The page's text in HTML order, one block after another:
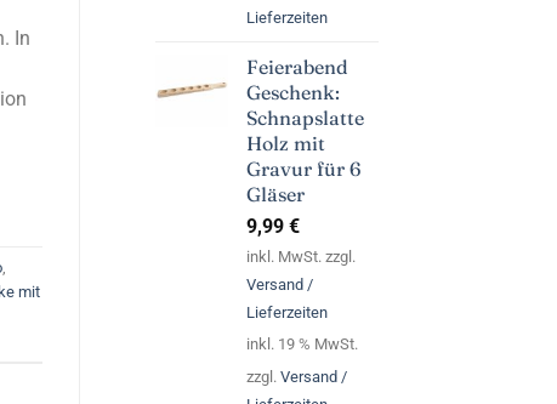
In
mit
Lieferzeiten
Feierabend
Geschenk:
Schnapslatte
Holz mit
Gravur für 6
Gläser
9,99 €
inkl. MwSt. zzgl.
Versand /
Lieferzeiten
inkl. 19 % MwSt.
zzgl. Versand /